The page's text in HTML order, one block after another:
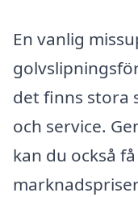
En vanlig
det finns stora
och service.
kan du också